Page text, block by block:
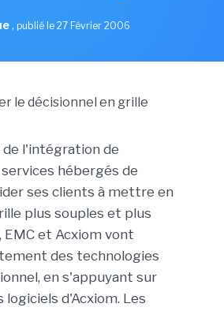
, publié le 27 Février 2006
de l'intégration de
hébergés de
ses clients à mettre en
plus souples et plus
et Acxiom vont
des technologies
en s'appuyant sur
d'Acxiom. Les